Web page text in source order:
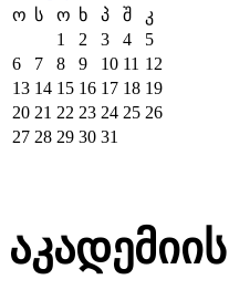
ო ს ო ხ პ შ
კ
1
2 3 4
5
6
7 8 9 10 11 12
13 14 15 16 17 18 19
20 21 22 23 24 25 26
27 28 29 30 31